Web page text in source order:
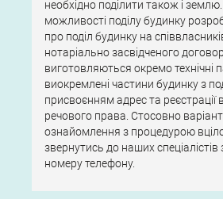
необхідно поділити також і землю.
можливості поділу будинку
про поділ будинку на
нотаріально засвідченого
виготовляються окремо технічні
виокремлені частини будинку з
присвоєнням адрес та реєстрації
речового права. Стосовно
ознайомлення з процедурою
звернутись до наших
номеру телефону.